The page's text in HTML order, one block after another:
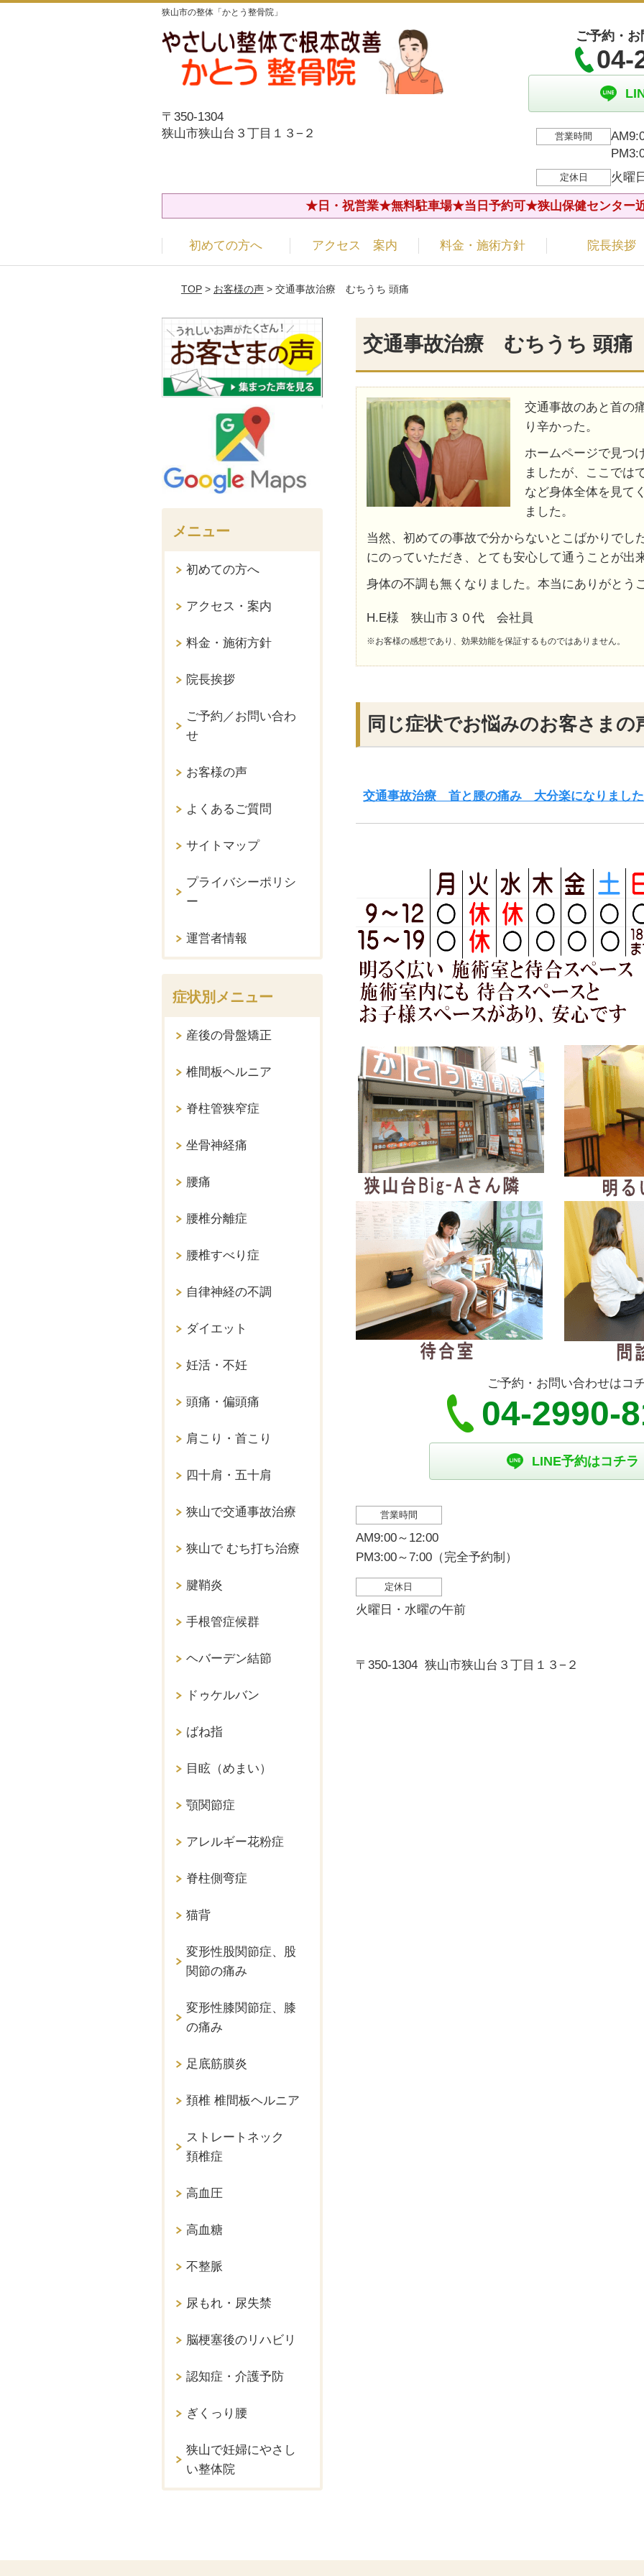
狭山市の整体「かとう整骨院」
〒350-1304
狭山市狭山台３丁目１３−２
ご予約・
04-
営業時間
定休日 火曜
★日・祝営業★無料駐車場★当日予約可★狭山保健センター
初めての方へ アクセス 案内 料金・施術方針 院長挨拶
TOP> お客様の声> 交通事故治療 むちうち 頭痛
交通事故治療 むちうち 頭痛
交通事故のあと首の
り辛かった。
ホームページで見つ
ましたが、ここでは
など身体全体を見て
ました。
当然、初めての事故で分からないとこばかりでし
にのっていただき、とても安心して通うことが出
身体の不調も無くなりました。本当にありがとう
H.E様 狭山市３０代 会社員
※お客様の感想であり、効果効能を保証するものではありません。
同じ症状でお悩みのお客さまの
交通事故治療 首と腰の痛み 大分楽になりました
ご予約・お問い合わせはコ
04-2990-
LINE予約はコチラ
営業時間
AM9:00～12:00
PM3:00～7:00（完全予約制）
定休日
火曜日・水曜の午前
〒350-1304 狭山市狭山台３丁目１３−２
メニュー
初めての方へ
アクセス・案内
料金・施術方針
院長挨拶
ご予約／お問い合わ
せ
お客様の声
よくあるご質問
サイトマップ
プライバシーポリシ
ー
運営者情報
症状別メニュー
産後の骨盤矯正
椎間板ヘルニア
脊柱管狭窄症
坐骨神経痛
腰痛
腰椎分離症
腰椎すべり症
自律神経の不調
ダイエット
妊活・不妊
頭痛・偏頭痛
肩こり・首こり
四十肩・五十肩
狭山で交通事故治療
狭山で むち打ち治療
腱鞘炎
手根管症候群
ヘバーデン結節
ドゥケルバン
ばね指
目眩（めまい）
顎関節症
アレルギー花粉症
脊柱側弯症
猫背
変形性股関節症、股
関節の痛み
変形性膝関節症、膝
の痛み
足底筋膜炎
頚椎 椎間板ヘルニア
ストレートネック
頚椎症
高血圧
高血糖
不整脈
尿もれ・尿失禁
脳梗塞後のリハビリ
認知症・介護予防
ぎくっり腰
狭山で妊婦にやさし
い整体院